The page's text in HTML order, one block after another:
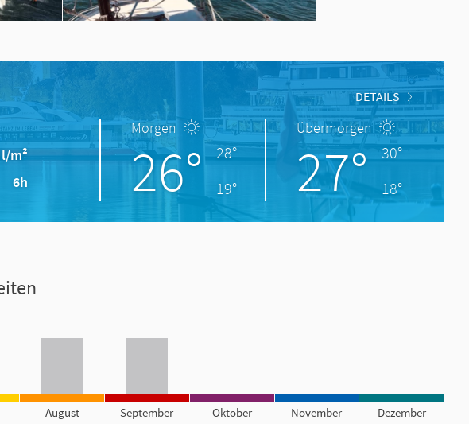
DETAILS
m²
6h
Morgen
26°
28°
19°
Übermorgen
27°
30°
18°
August September Oktober November Dezember